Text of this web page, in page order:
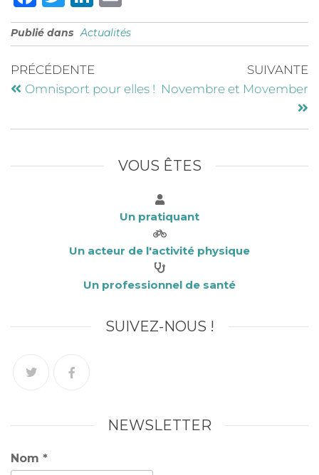
a
c
e
b
o
w
it
te
r
n
k
e
dI
m
ai
Publié dans Actualités
PRÉCÉDENTE
Omnisport pour elles !
SUIVANTE
Novembre et Movember
VOUS ÊTES
Un pratiquant
Un acteur de l'activité physique
Un professionnel de santé
SUIVEZ-NOUS !
NEWSLETTER
Nom *